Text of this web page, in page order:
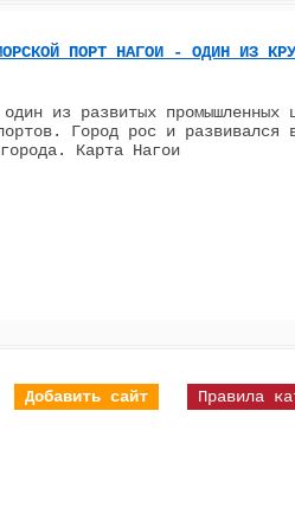
ПОРТ НАГОИ - ОДИН ИЗ
из развитых промышленных
Город рос и развивался
Карта Нагои
Добавить сайт Правила